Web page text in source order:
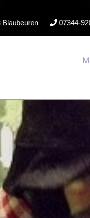
07344-